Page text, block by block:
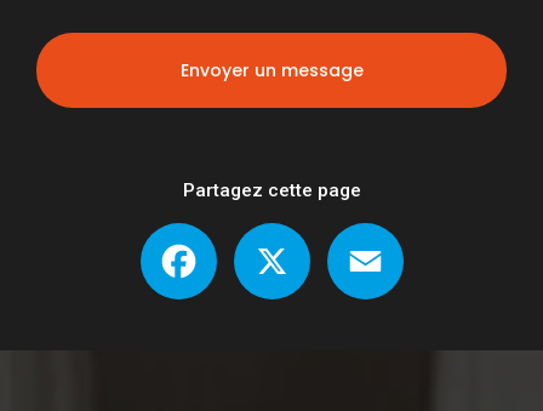
Envoyer un message
Partagez cette page
Facebook